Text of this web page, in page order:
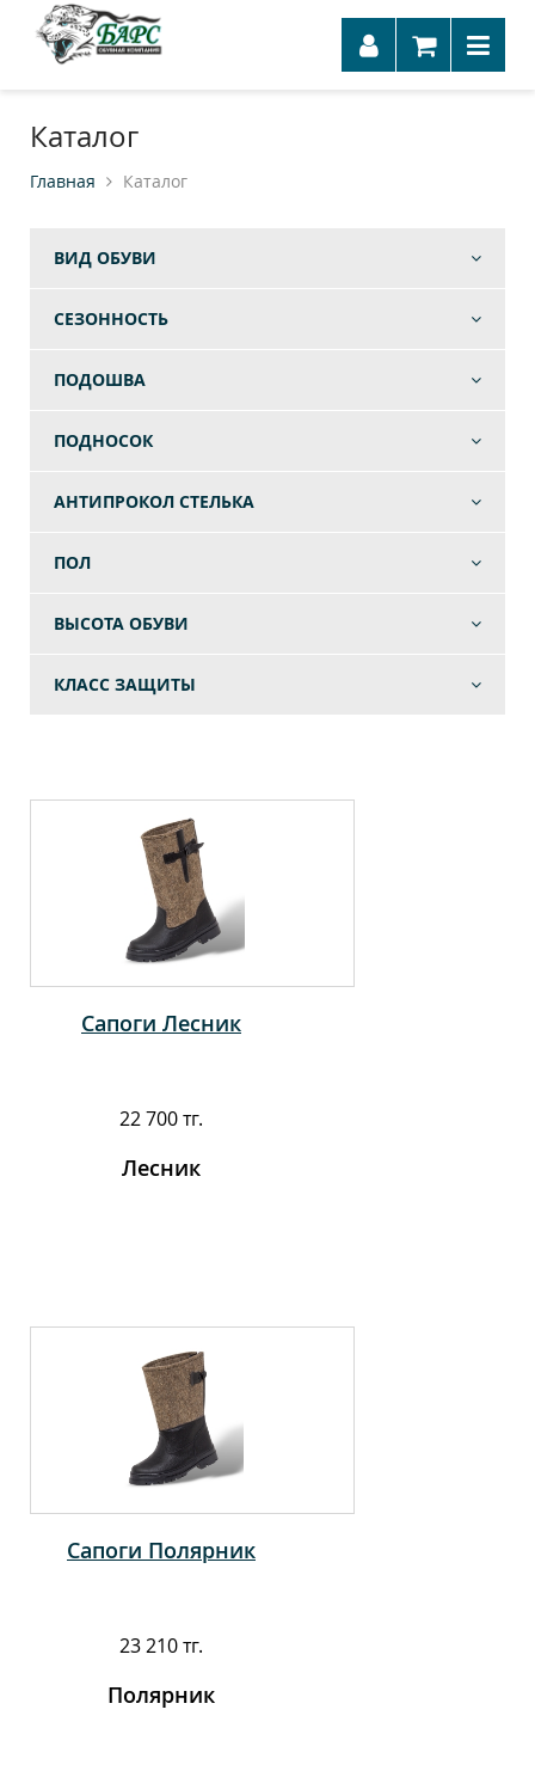
Каталог
Главная Каталог
ВИД ОБУВИ
СЕЗОННОСТЬ
ПОДОШВА
ПОДНОСОК
АНТИПРОКОЛ СТЕЛЬКА
ПОЛ
ВЫСОТА ОБУВИ
КЛАСС ЗАЩИТЫ
Сапоги Лесник
22 700 тг.
Лесник
Сапоги Полярник
23 210 тг.
Полярник